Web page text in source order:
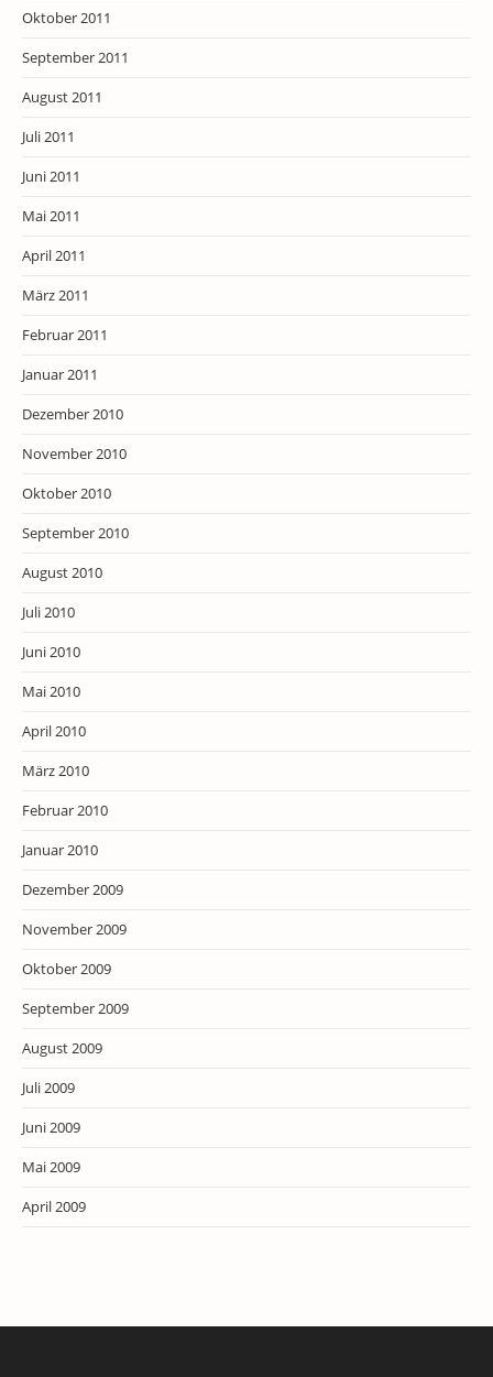
Oktober 2011
September 2011
August 2011
Juli 2011
Juni 2011
Mai 2011
April 2011
März 2011
Februar 2011
Januar 2011
Dezember 2010
November 2010
Oktober 2010
September 2010
August 2010
Juli 2010
Juni 2010
Mai 2010
April 2010
März 2010
Februar 2010
Januar 2010
Dezember 2009
November 2009
Oktober 2009
September 2009
August 2009
Juli 2009
Juni 2009
Mai 2009
April 2009